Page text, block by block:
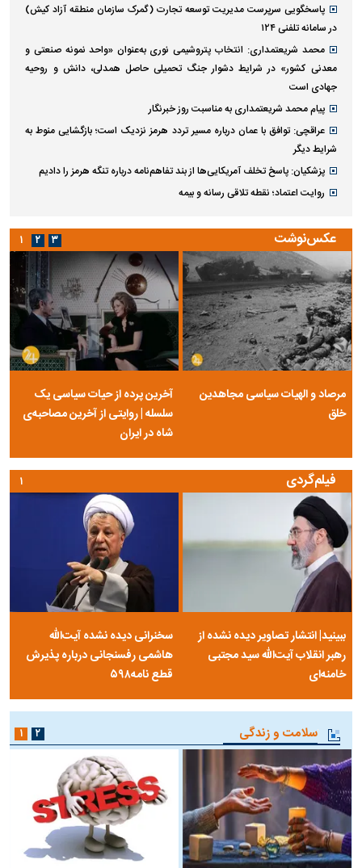
پاسخگویی سرپرست مدیریت توسعه تجارت (گمرک سازمان منطقه آزاد کیش)
در سامانه تلفنی ۱۲۴
محمد شریعتمداری: انتخاب پتروشیمی نوری به‌عنوان «واحد نمونه صنعتی و
معدنی کشور» در شرایط دشوار جنگ تحمیلی حاصل همدلی، دانش و روحیه
جهادی است
پیام محمد شریعتمداری به مناسبت روز خبرنگار
عراقچی: توافق با عمان درباره مسیر تردد هرمز نزدیک است؛ بازگشایی منوط به
شرایط دیگر
پزشکیان: پاسخ تخلف آمریکایی‌ها از بند تفاهم‌نامه درباره تنگه هرمز را دادیم
روایت اعتماد؛ نقطه تلاقی رسانه و بیمه
عکس‌نوشت
مرصاد و الهیات سیاسی مجاهدین
خلق
آخرین پرده از حیات سیاسی یک
سلسله | روایتی از آخرین مصاحبه‌ی
شاه در ایران
۱ ۲ ۳
فیلم‌گردی
ببینید| انتشار تصاویر دیده نشده از
رهبر انقلاب آیت‌الله سید مجتبی
خامنه‌ای
سخنرانی دیده نشده آیت‌الله
هاشمی رفسنجانی درباره پذیرش
قطع نامه۵۹۸
۱
سلامت و زندگی ۱ ۲